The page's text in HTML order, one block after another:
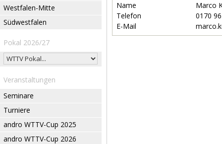
Westfalen-Mitte
Südwestfalen
Pokal 2026/27
Veranstaltungen
Seminare
Turniere
andro WTTV-Cup 2025
andro WTTV-Cup 2026
Name
Marco
Telefon
0170
E-Mail